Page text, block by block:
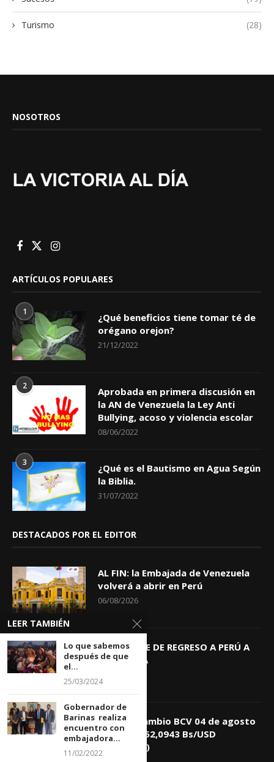
Turismo (28)
NOSOTROS
ARTÍCULOS POPULARES
1
¿Qué beneficios tiene tomar té de
orégano orejon?
21/12/2022
2
Aprobada en primera discusión en
la AN de Venezuela la Ley Anti
Bullying, acoso y violencia escolar
08/06/2022
3
¿Qué es el Bautismo en Agua Según
la Biblia.
31/07/2022
DESTACADOS POR EL EDITOR
AL FIN: la Embajada de Venezuela
volverá a abrir en Perú
06/08/2026
KEIKO TRAE DE REGRESO A PERÚ A
GIOVANNA
Tasa de Cambio BCV 04 de agosto
de 2026: 752,0943 Bs/USD
(+0,4418%)
LEER TAMBIÉN
Lo que sabemos
después de que
el...
25/03/2024
Gobernador de
Barinas realiza
encuentro con
embajadora...
11/02/2022